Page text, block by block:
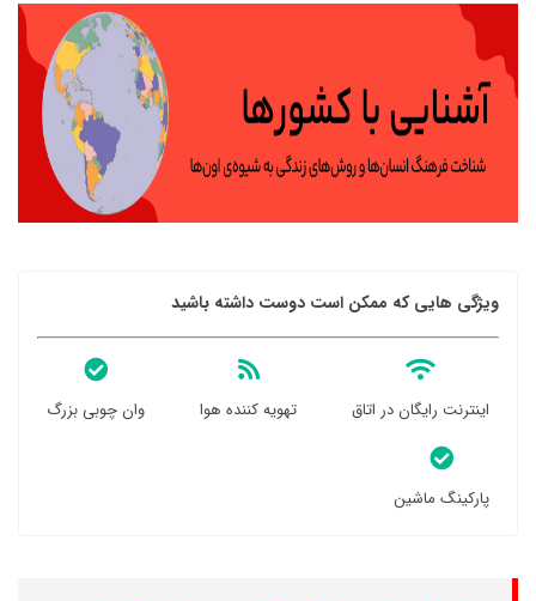
ویژگی هایی که ممکن است دوست داشته باشید
اینترنت رایگان در اتاق تهویه کننده هوا وان چوبی بزرگ
پارکینگ ماشین